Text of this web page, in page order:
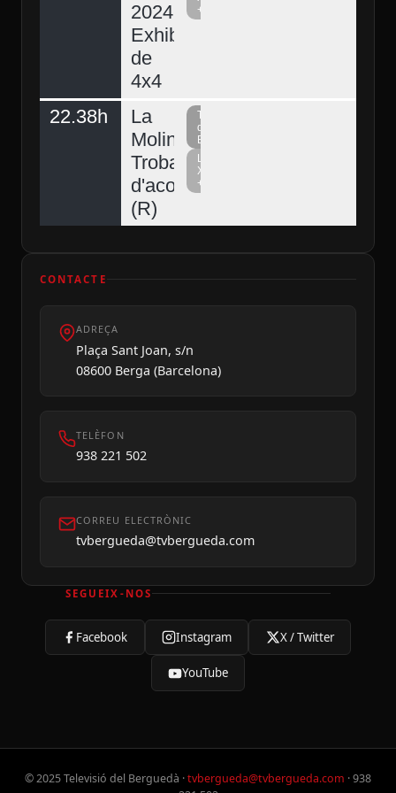
2024.
Exhibició
de
4x4
+
22.38h
La
Molina,
Trobada
d'acordionistes
(R)
Televisió
del
Berguedà
La
Xarxa
+
CONTACTE
ADREÇA
Plaça Sant Joan, s/n
08600 Berga (Barcelona)
TELÈFON
938 221 502
CORREU ELECTRÒNIC
tvbergueda@tvbergueda.com
SEGUEIX-NOS
Facebook Instagram X / Twitter
YouTube
© 2025 Televisió del Berguedà ·tvbergueda@tvbergueda.com · 938